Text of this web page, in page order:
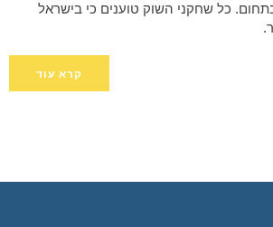
כל שחקני השוק טוענים כי בישראל
קרא עוד